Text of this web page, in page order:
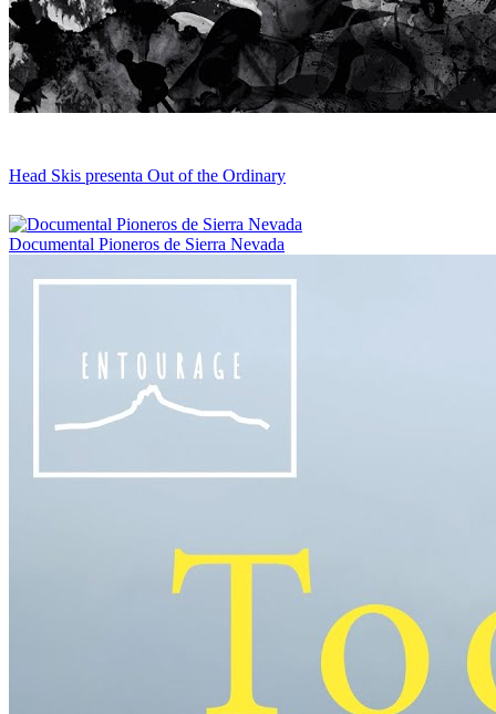
Head Skis presenta Out of the Ordinary
Documental Pioneros de Sierra Nevada